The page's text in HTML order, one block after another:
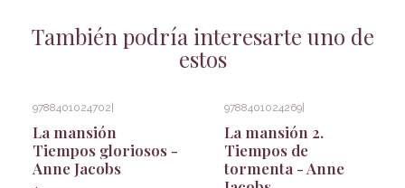
También podría interesarte uno de
estos
9788401024702
La mansión
Tiempos gloriosos -
Anne Jacobs
9788401024269
La mansión 2.
Tiempos de
tormenta - Anne